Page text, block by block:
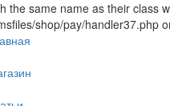
the same name as their class
shop/pay/handler37.php